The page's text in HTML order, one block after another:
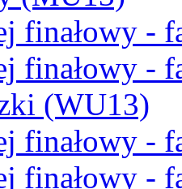
finałowy -
finałowy -
(WU13)
finałowy -
finałowy -